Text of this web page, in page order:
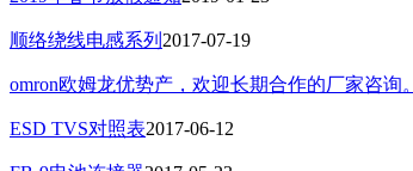
顺络绕线电感系列 2017-07-19
omron欧姆龙优势产，欢迎长期合作的厂家咨询。
ESD TVS对照表2017-06-12